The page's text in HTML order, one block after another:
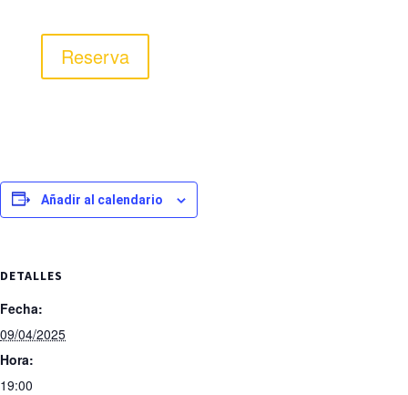
Reserva
Añadir al calendario
DETALLES
Fecha:
09/04/2025
Hora:
19:00